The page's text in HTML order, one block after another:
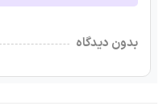
بدون دیدگاه